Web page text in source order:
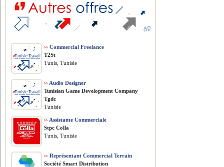
›› Commercial Freelance
T2St
Tunis, Tunisie
›› Audio Designer
Tunisian Game Development Company
Tgdc
Tunisie
›› Assistante Commerciale
Stpc Colla
Tunis, Tunisie
›› Représentant Commercial Terrain
Société Smart Distribution